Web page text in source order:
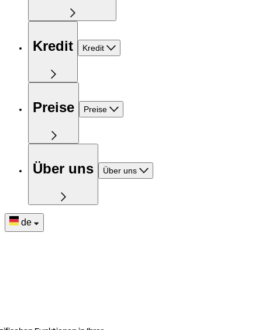
Kredit Kredit
Preise Preise
Über uns Über uns
de